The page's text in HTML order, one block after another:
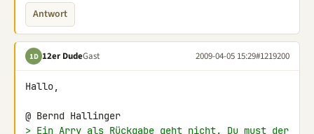
Antwort
1D 12er DudeGast 2009-04-05 15:29#1219200
Hallo,
> Ein Arry als Rückgabe geht nicht. Du must der